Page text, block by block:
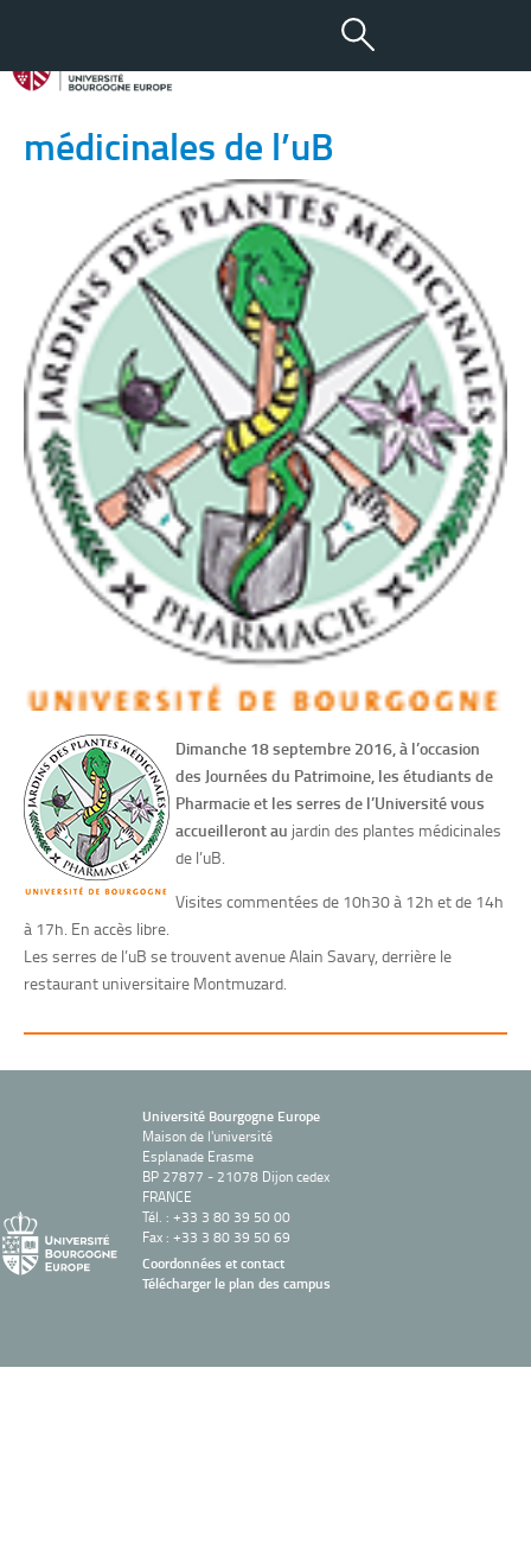
12 SEP 2016
Visite du jardin des plantes
médicinales de l’uB
Dimanche 18 septembre 2016, à l’occasion
des Journées du Patrimoine, les étudiants de
Pharmacie et les serres de l’Université vous
accueilleront au jardin des plantes médicinales
de l’uB.
Visites commentées de 10h30 à 12h et de 14h
à 17h. En accès libre.
Les serres de l’uB se trouvent avenue Alain Savary, derrière le
restaurant universitaire Montmuzard.
Université Bourgogne Europe
Maison de l'université
Esplanade Erasme
BP 27877 - 21078 Dijon cedex
FRANCE
Tél. : +33 3 80 39 50 00
Fax : +33 3 80 39 50 69
Coordonnées et contact
Télécharger le plan des campus